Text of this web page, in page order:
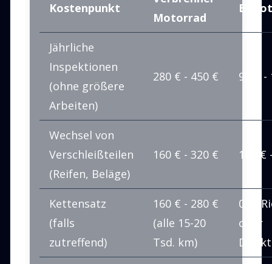
Kostenpunkt
Motorrad
E-
Jährliche
Inspektionen
(ohne größere
Arbeiten)
280 € - 450 € 90 € -
Wechsel von
Verschleißteilen
(Reifen, Beläge)
160 € - 320 € 160 €
Kettensatz
(falls
zutreffend)
160 € - 280 €
(alle 15-20
Tsd. km)
0 €
oder